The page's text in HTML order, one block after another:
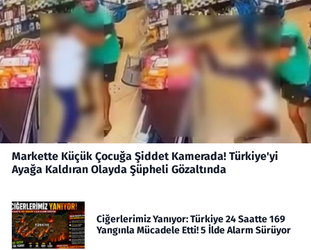
Markette Küçük Çocuğa Şiddet Kamerada! Türkiye'yi
Ayağa Kaldıran Olayda Şüpheli Gözaltında
Ciğerlerimiz Yanıyor: Türkiye 24 Saatte 169
Yangınla Mücadele Etti! 5 İlde Alarm Sürüyor